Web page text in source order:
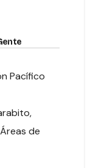
Pacífico
,
de